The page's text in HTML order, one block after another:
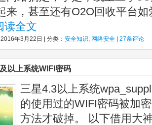
来，甚至还有O2O回收平台
读全文
年3月22日 | 分类： 安全知识, 网络安全 27条评论
以上系统WIFI密码
三星4.3以上系统
的使用过的WIFI密码被加
方法才破掉。 以下借用大